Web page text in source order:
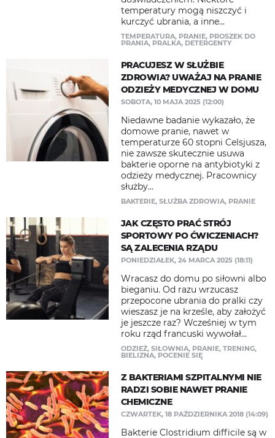
temperatury mogą niszczyć i
kurczyć ubrania, a inne...
TEMPERATURA, PRANIE, PROSZEK DO
PRANIA, PRALKA, DETERGENTY
PRACUJESZ W SŁUŻBIE
ZDROWIA? UWAŻAJ NA PRANIE
ODZIEŻY MEDYCZNEJ W DOMU
SOBOTA, 10 MAJA 2025 (12:00)
Niedawne badanie wykazało, że
domowe pranie, nawet w
temperaturze 60 stopni Celsjusza,
nie zawsze skutecznie usuwa
bakterie oporne na antybiotyki z
odzieży medycznej. Pracownicy
służby...
BAKTERIE, SŁUŻBA ZDROWIA, PRANIE
JAK CZĘSTO PRAĆ STRÓJ
SPORTOWY PO ĆWICZENIACH?
SĄ ZALECENIA RZĄDU
PONIEDZIAŁEK, 24 MARCA 2025 (18:11)
Wracasz do domu po siłowni albo
bieganiu. Od razu wrzucasz
przepocone ubrania do pralki czy
wieszasz je na krześle, aby założyć
je jeszcze raz? Wcześniej w tym
roku rząd francuski wywołał...
ODZIEŻ, SIŁOWNIA, PRANIE, TRENING,
BIELIZNA, POCENIE SIĘ
Z BAKTERIAMI SZPITALNYMI NIE
RADZI SOBIE NAWET PRANIE
CHEMICZNE
CZWARTEK, 18 PAŹDZIERNIKA 2018 (14:09)
Bakterie Clostridium difficile są w